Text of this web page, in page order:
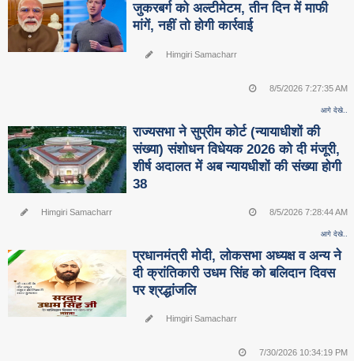
जुकरबर्ग को अल्टीमेटम, तीन दिन में माफी
मांगें, नहीं तो होगी कार्रवाई
Himgiri Samacharr
8/5/2026 7:27:35 AM
आगे देखे..
राज्यसभा ने सुप्रीम कोर्ट (न्यायाधीशों की
संख्या) संशोधन विधेयक 2026 को दी मंजूरी,
शीर्ष अदालत में अब न्यायधीशों की संख्या होगी
38
Himgiri Samacharr 8/5/2026 7:28:44 AM
आगे देखे..
प्रधानमंत्री मोदी, लोकसभा अध्यक्ष व अन्य ने
दी क्रांतिकारी उधम सिंह को बलिदान दिवस
पर श्रद्धांजलि
Himgiri Samacharr
7/30/2026 10:34:19 PM